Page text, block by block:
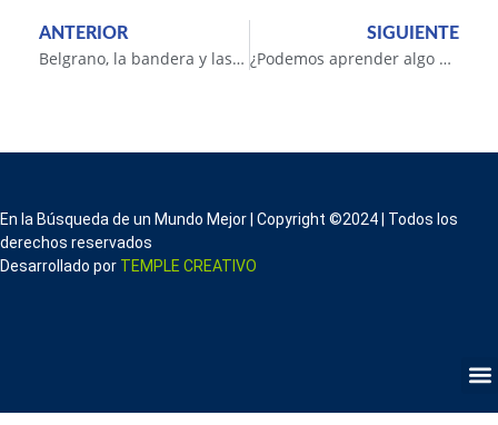
ANTERIOR
Belgrano, la bandera y las enseñanzas de la historia
SIGUIENTE
¿Podemos aprender algo de las cosmovisiones y religiones nativas?
En la Búsqueda de un Mundo Mejor | Copyright ©2024 | Todos los
derechos reservados
Desarrollado por TEMPLE CREATIVO